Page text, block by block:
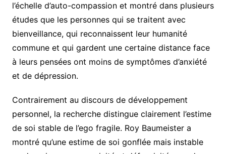
l’échelle d’auto-compassion et montré dans plusieurs
études que les personnes qui se traitent avec
bienveillance, qui reconnaissent leur humanité
commune et qui gardent une certaine distance face
à leurs pensées ont moins de symptômes d’anxiété
et de dépression.
Contrairement au discours de développement
personnel, la recherche distingue clairement l’estime
de soi stable de l’ego fragile. Roy Baumeister a
montré qu’une estime de soi gonflée mais instable